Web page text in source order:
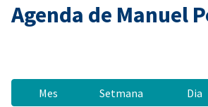
Agenda de Manuel
Mes Setmana Dia